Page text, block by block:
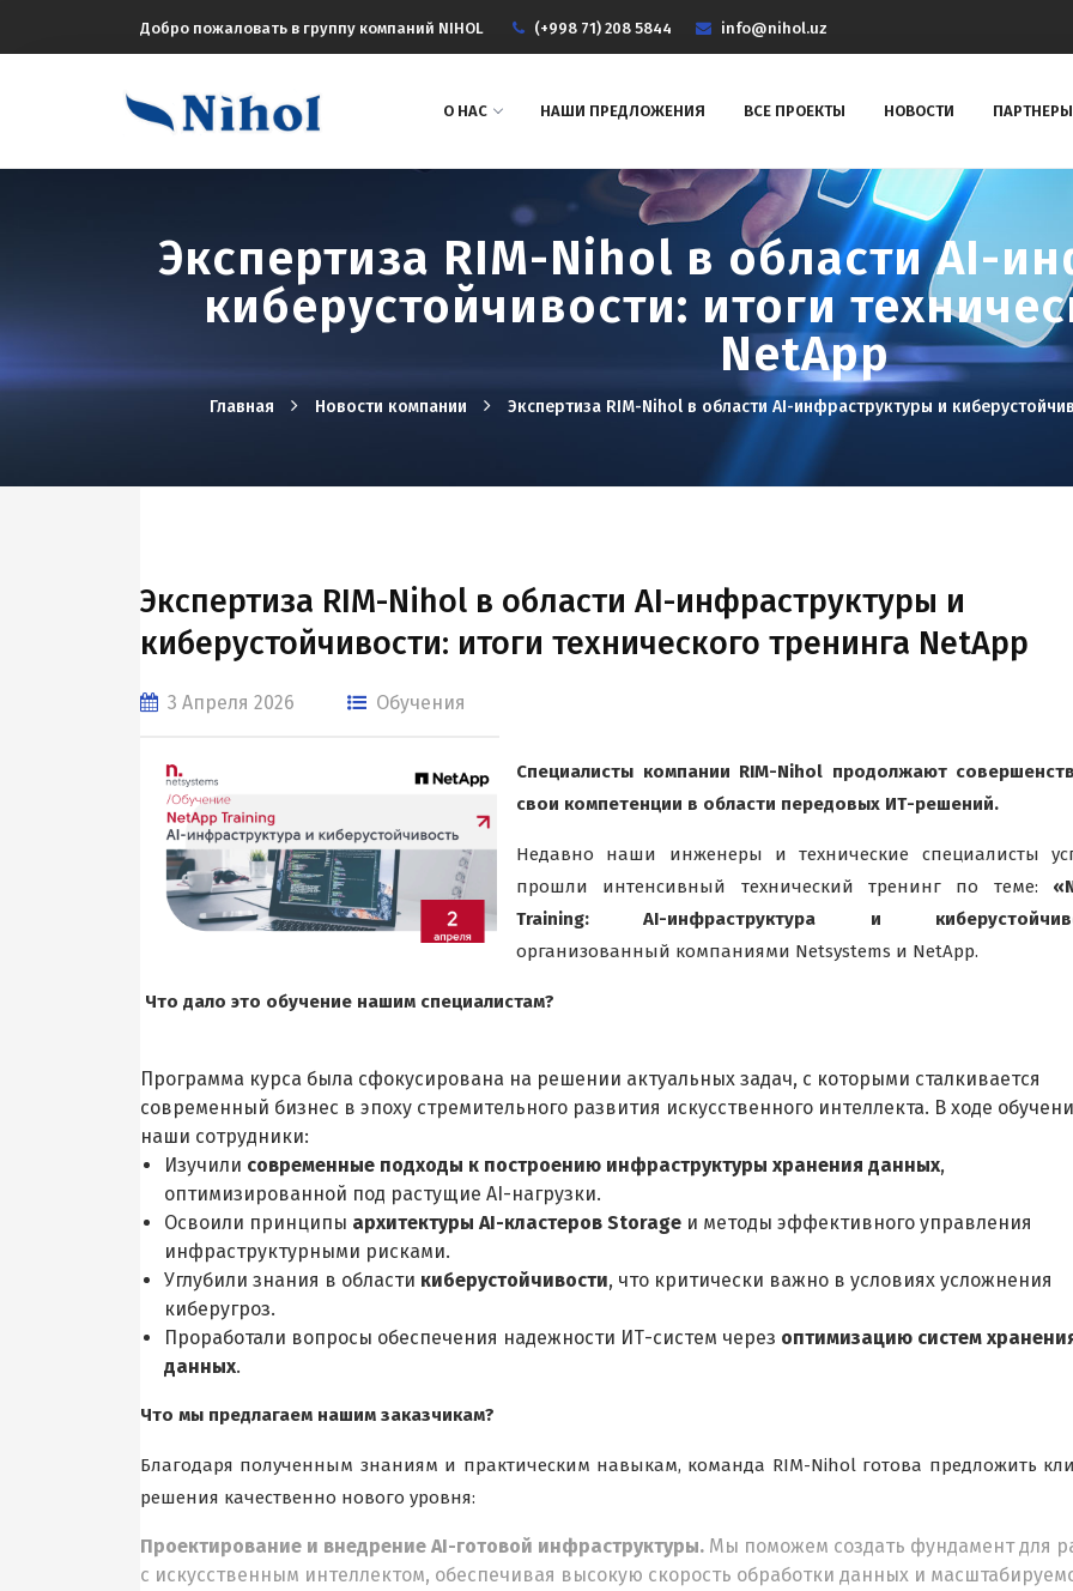
Добро пожаловать в группу компаний NIHOL (+998 71) 208 5844 info@nihol.uz
О НАС НАШИ ПРЕДЛОЖЕНИЯ ВСЕ ПРОЕКТЫ НОВОСТИ ПАРТНЕРЫ
Экспертиза RIM-Nihol в области AI-
киберустойчивости: итоги
NetApp
Главная Новости компании Экспертиза RIM-Nihol в области AI-инфраструктуры и
Экспертиза RIM-Nihol в области AI-инфраструктуры и
киберустойчивости: итоги технического тренинга NetApp
3 Апреля 2026 Обучения
Специалисты компании RIM-Nihol продолжают
свои компетенции в области передовых ИТ-решений.
Недавно наши инженеры и технические специалисты
прошли интенсивный технический тренинг по теме:
Training: AI-инфраструктура и
организованный компаниями Netsystems и NetApp.
Что дало это обучение нашим специалистам?
Программа курса была сфокусирована на решении актуальных задач, с которыми сталкивается
современный бизнес в эпоху стремительного развития искусственного интеллекта. В ходе
наши сотрудники:
Изучили современные подходы к построению инфраструктуры хранения данных,
оптимизированной под растущие AI-нагрузки.
Освоили принципы архитектуры AI-кластеров Storage и методы эффективного управления
инфраструктурными рисками.
Углубили знания в области киберустойчивости, что критически важно в условиях усложнения
киберугроз.
Проработали вопросы обеспечения надежности ИТ-систем через оптимизацию систем
данных.
Что мы предлагаем нашим заказчикам?
Благодаря полученным знаниям и практическим навыкам, команда RIM-Nihol готова предложить
решения качественно нового уровня:
Проектирование и внедрение AI-готовой инфраструктуры. Мы поможем создать фундамент для
с искусственным интеллектом, обеспечивая высокую скорость обработки данных и